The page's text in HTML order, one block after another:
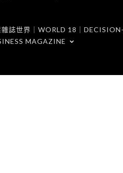
誌世界｜WORLD 18｜
MAGAZINE